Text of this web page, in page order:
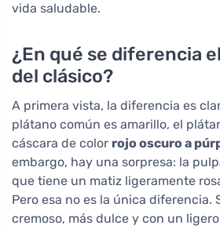
vida saludable.
¿En qué se diferencia
del clásico?
A primera vista, la diferencia es
plátano común es amarillo, el
cáscara de color rojo oscuro a
embargo, hay una sorpresa: la
que tiene un matiz ligeramente
Pero esa no es la única diferencia.
cremoso, más dulce y con un